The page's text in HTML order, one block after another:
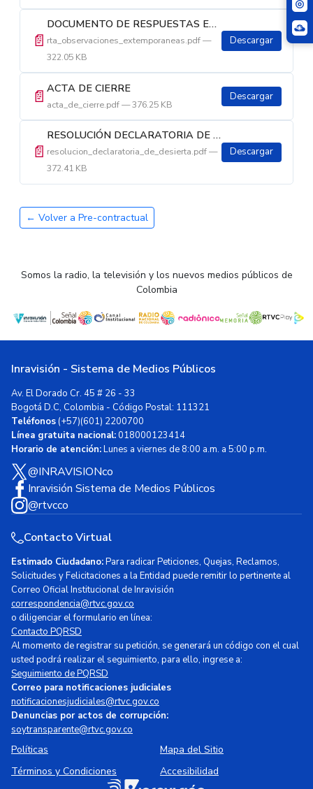
📄
DOCUMENTO DE RESPUESTAS EXT
rta_observaciones_extemporaneas.pdf —
322.05 KB
Descargar
📄 ACTA DE CIERRE
acta_de_cierre.pdf — 376.25 KB
Descargar
📄
RESOLUCIÓN DECLARATORIA DE DESIERTA
resolucion_declaratoria_de_desierta.pdf —
372.41 KB
Descargar
← Volver a Pre-contractual
Somos la radio, la televisión y los nuevos medios públicos de
Colombia
Inravisión - Sistema de Medios Públicos
Av. El Dorado Cr. 45 # 26 - 33
Bogotá D.C, Colombia - Código Postal: 111321
Teléfonos(+57)(601) 2200700
Línea gratuita nacional:018000123414
Horario de atención:Lunes a viernes de 8:00 a.m. a 5:00 p.m.
@INRAVISIONco
Inravisión Sistema de Medios Públicos
@rtvcco
Contacto Virtual
Estimado Ciudadano:Para radicar Peticiones, Quejas, Reclamos,
Solicitudes y Felicitaciones a la Entidad puede remitir lo pertinente al
Correo Oficial Institucional de Inravisión
correspondencia@rtvc.gov.co
o diligenciar el formulario en línea:
Contacto PQRSD
Al momento de registrar su petición, se generará un código con el cual
usted podrá realizar el seguimiento, para ello, ingrese a:
Seguimiento de PQRSD
Correo para notificaciones judiciales
notificacionesjudiciales@rtvc.gov.co
Denuncias por actos de corrupción:
soytransparente@rtvc.gov.co
Políticas
Mapa del Sitio
Términos y Condiciones
Accesibilidad